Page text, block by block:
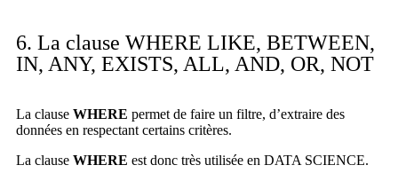
6. La clause WHERE LIKE, BETWEEN,
IN, ANY, EXISTS, ALL, AND, OR, NOT
La clause WHERE permet de faire un filtre, d’extraire des
données en respectant certains critères.
La clause WHERE est donc très utilisée en DATA SCIENCE.